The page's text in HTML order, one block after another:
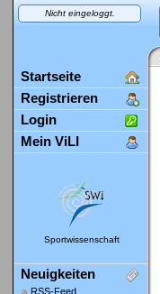
Nicht eingeloggt.
Startseite
Registrieren
Login
Mein ViLI
Sportwissenschaft
Neuigkeiten
RSS-Feed